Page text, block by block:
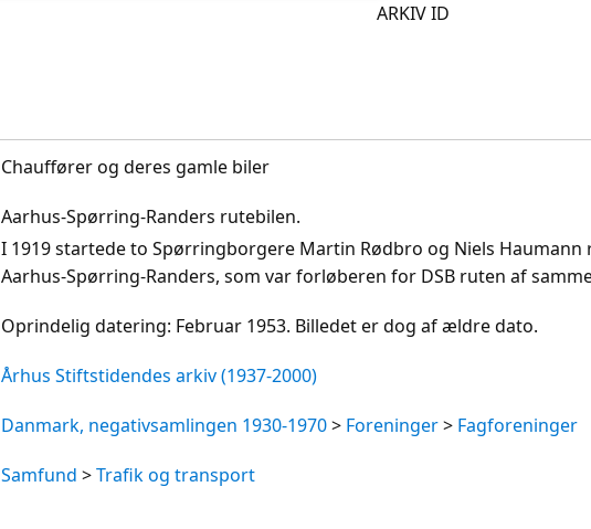
ARKIV ID
Chauffører og deres gamle biler
Aarhus-Spørring-Randers rutebilen.
I 1919 startede to Spørringborgere Martin Rødbro og Niels
Aarhus-Spørring-Randers, som var forløberen for DSB ruten af
Oprindelig datering: Februar 1953. Billedet er dog af ældre dato.
Århus Stiftstidendes arkiv (1937-2000)
Danmark, negativsamlingen 1930-1970> Foreninger> Fagforeninger
Samfund >Trafik og transport